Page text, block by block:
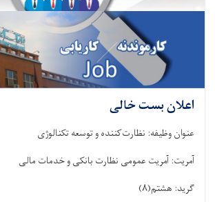
اعلان بست خالی
عنوان وظیفه: نظارت‌کننده و توسعه تکنالوژی
آمریت: آمریت عمومی نظارت بانکی و خدمات مالی
گرید: هشتم(۸)